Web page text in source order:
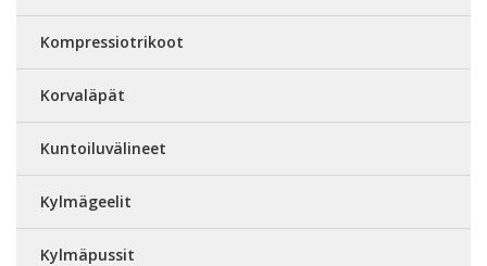
Kompressiotrikoot
Korvaläpät
Kuntoiluvälineet
Kylmägeelit
Kylmäpussit